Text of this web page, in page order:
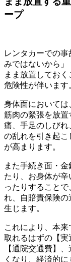
ープ
レンタカーでの
みではないから
まま放置してお
危険性が伴います
身体面において
筋肉の緊張を放
痛、手足のしび
の乱れを引き起こ
が高まります。
また手続き面・
たり、お身体が
ったりすること
れ、自賠責保険
生じます。
これにより、本
取れるはずの【
【通院交通費】
くなり、経済的